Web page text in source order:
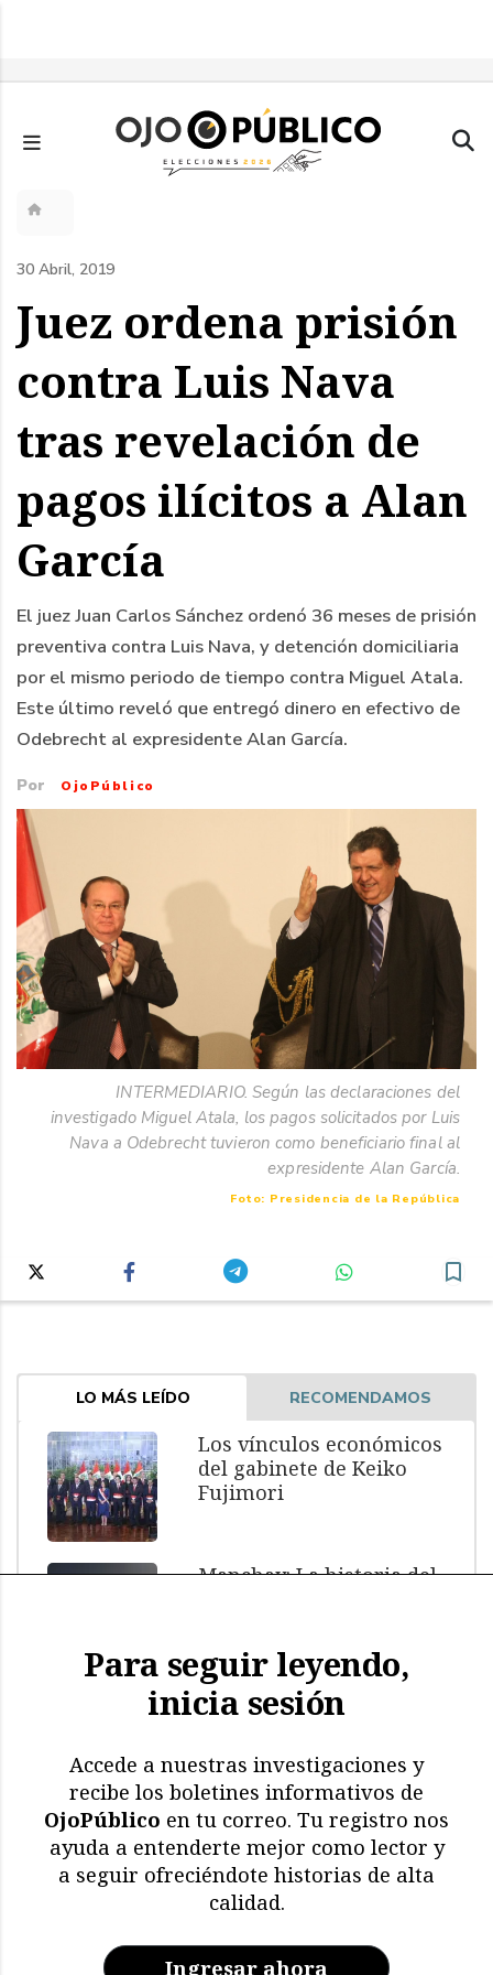
principal
Sobrescribir
enlaces
de
ayuda
a
la
navegación
30 Abril, 2019
Juez ordena prisión
contra Luis Nava
tras revelación de
pagos ilícitos a Alan
García
El juez Juan Carlos Sánchez ordenó 36 meses de prisión
preventiva contra Luis Nava, y detención domiciliaria
por el mismo periodo de tiempo contra Miguel Atala.
Este último reveló que entregó dinero en efectivo de
Odebrecht al expresidente Alan García.
Por OjoPúblico
INTERMEDIARIO. Según las declaraciones del
investigado Miguel Atala, los pagos solicitados por Luis
Nava a Odebrecht tuvieron como beneficiario final al
expresidente Alan García.
Foto: Presidencia de la República
LO MÁS LEÍDO RECOMENDAMOS
Los vínculos económicos
del gabinete de Keiko
Fujimori
Manchay: La historia del
El impacto de El Niño: más
mamíferos marinos
muertos
Memoria en riesgo:
restricciones y deterioro
en los archivos de la CVR
Para seguir leyendo,
inicia sesión
Accede a nuestras investigaciones y
recibe los boletines informativos de
OjoPúblico en tu correo. Tu registro nos
ayuda a entenderte mejor como lector y
a seguir ofreciéndote historias de alta
calidad.
Ingresar ahora